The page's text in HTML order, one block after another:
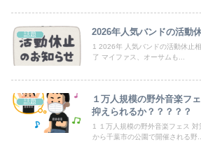
話題 2026年人気バンドの活動
1 2026年 人気バンドの活動休止
了 マイファス、オーサムも...
話題
１万人規模の野外音楽フ
抑えられるか？？？？？
1 １万人規模の野外音楽フェス
から千葉市の公園で開催される野...